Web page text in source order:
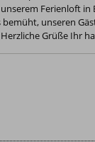
Ferienloft in
unseren
Grüße Ihr